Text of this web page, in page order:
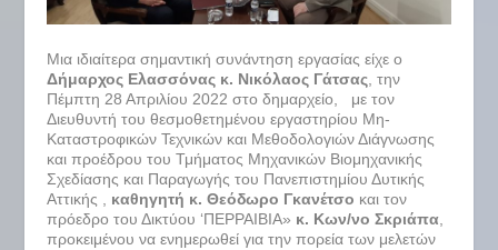
Μια ιδιαίτερα σημαντική συνάντηση εργασίας είχε ο
Δήμαρχος Ελασσόνας κ. Νικόλαος Γάτσας, την
Πέμπτη 28 Απριλίου 2022 στο δημαρχείο, με τον
Διευθυντή του θεσμοθετημένου εργαστηρίου Μη-
Καταστροφικών Τεχνικών και Μεθοδολογιών Διάγνωσης
και προέδρου του Τμήματος Μηχανικών Βιομηχανικής
Σχεδίασης και Παραγωγής του Πανεπιστημίου Δυτικής
Αττικής , καθηγητή κ. Θεόδωρο Γκανέτσο και τον
πρόεδρο του Δικτύου ‘ΠΕΡΡΑΙΒΙΑ» κ. Κων/νο Σκριάπα,
προκειμένου να ενημερωθεί για την πορεία των μελετών